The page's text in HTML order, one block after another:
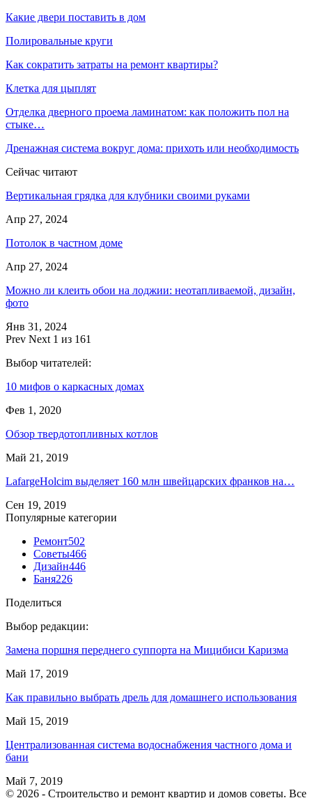
Какие двери поставить в дом
Полировальные круги
Как сократить затраты на ремонт квартиры?
Клетка для цыплят
Отделка дверного проема ламинатом: как положить пол на
стыке…
Дренажная система вокруг дома: прихоть или необходимость
Сейчас читают
Вертикальная грядка для клубники своими руками
Апр 27, 2024
Потолок в частном доме
Апр 27, 2024
Можно ли клеить обои на лоджии: неотапливаемой, дизайн,
фото
Янв 31, 2024
Prev Next 1 из 161
Выбор читателей:
10 мифов о каркасных домах
Фев 1, 2020
Обзор твердотопливных котлов
Май 21, 2019
LafargeHolcim выделяет 160 млн швейцарских франков на…
Сен 19, 2019
Популярные категории
Ремонт502
Советы466
Дизайн446
Баня226
Поделиться
Выбор редакции:
Замена поршня переднего суппорта на Мицибиси Каризма
Май 17, 2019
Как правильно выбрать дрель для домашнего использования
Май 15, 2019
Централизованная система водоснабжения частного дома и
бани
Май 7, 2019
© 2026 - Строительство и ремонт квартир и домов советы. Все